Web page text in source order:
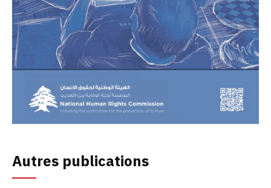
Autres publications